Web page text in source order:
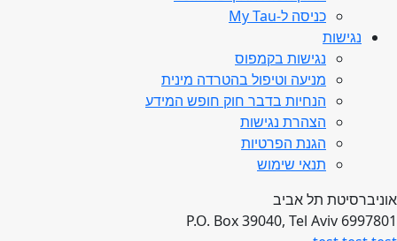
כניסה ל-My Tau
נגישות
נגישות בקמפוס
מניעה וטיפול בהטרדה מינית
הנחיות בדבר חוק חופש המידע
הצהרת נגישות
הגנת הפרטיות
תנאי שימוש
אוניברסיטת תל אביב
P.O. Box 39040, Tel Aviv 6997801